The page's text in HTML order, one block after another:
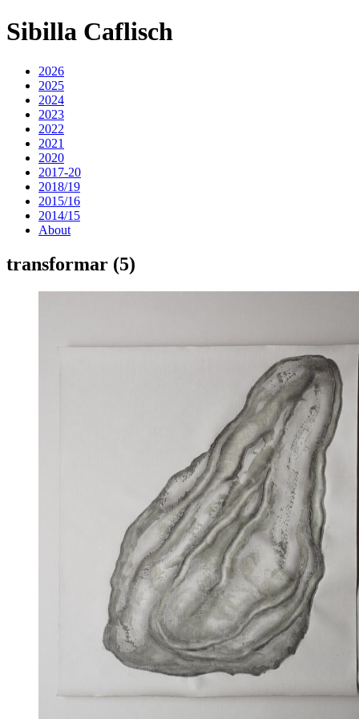
Sibilla Caflisch
2026
2025
2024
2023
2022
2021
2020
2017-20
2018/19
2015/16
2014/15
About
transformar (5)